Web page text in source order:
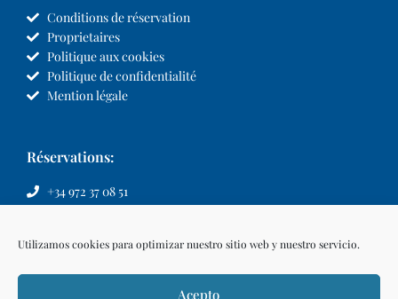
Utilizamos cookies para optimizar nuestro sitio web y nuestro servicio.
Acepto
Conditions de réservation
Proprietaires
Politique aux cookies
Politique de confidentialité
Mention légale
Réservations:
+34 972 37 08 51